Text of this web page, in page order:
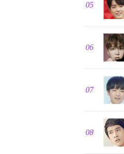
05
06
07
08